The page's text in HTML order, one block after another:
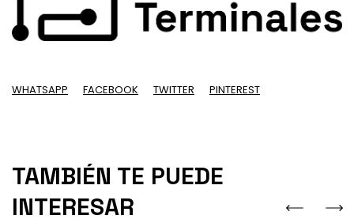
WHATSAPP FACEBOOK TWITTER PINTEREST
TAMBIÉN TE PUEDE
INTERESAR